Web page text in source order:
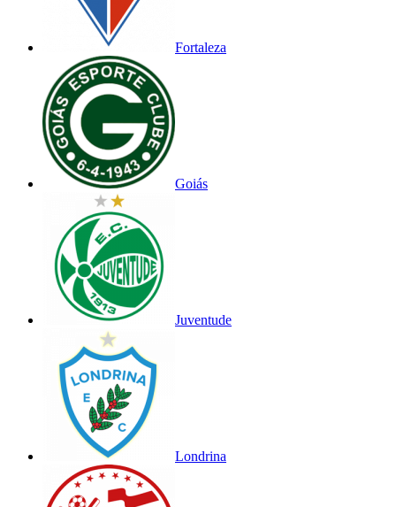
Fortaleza
Goiás
Juventude
Londrina